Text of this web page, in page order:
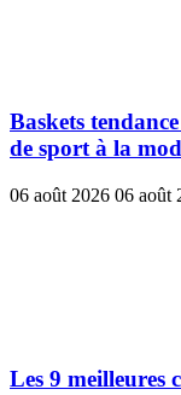
Baskets
de sport à la
06 août 2026 06 août
Les 9 meilleures